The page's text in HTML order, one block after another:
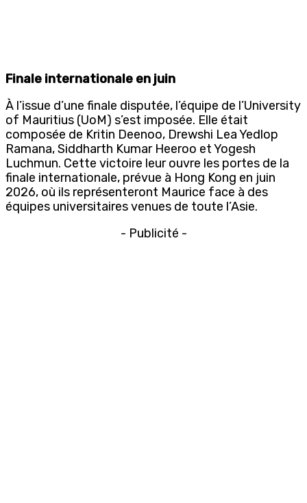
Finale internationale en juin
À l’issue d’une finale disputée, l’équipe de l’University
of Mauritius (UoM) s’est imposée. Elle était
composée de Kritin Deenoo, Drewshi Lea Yedlop
Ramana, Siddharth Kumar Heeroo et Yogesh
Luchmun. Cette victoire leur ouvre les portes de la
finale internationale, prévue à Hong Kong en juin
2026, où ils représenteront Maurice face à des
équipes universitaires venues de toute l’Asie.
- Publicité -